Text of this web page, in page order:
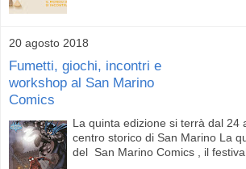
20 agosto 2018
Fumetti, giochi, incontri e
workshop al San Marino
Comics
La quinta edizione si terrà dal 24
centro storico di San Marino La
del San Marino Comics , il